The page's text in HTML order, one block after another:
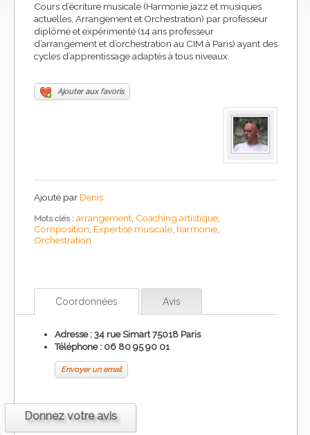
Cours d’écriture musicale (Harmonie jazz et musiques
actuelles, Arrangement et Orchestration) par professeur
diplômé et expérimenté (14 ans professeur
d’arrangement et d’orchestration au CIM à Paris) ayant des
cycles d’apprentissage adaptés à tous niveaux.
Ajouter aux favoris
Ajouté par Denis
Mots clés : arrangement, Coaching artistique,
Composition, Expertise musicale, harmonie,
Orchestration
Coordonnées Avis
Adresse : 34 rue Simart 75018 Paris
Téléphone : 06 80 95 90 01
Envoyer un email
Donnez votre avis